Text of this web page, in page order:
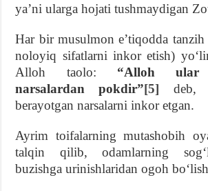
yaʼni ularga hojati tushmaydigan
Har bir musulmon eʼtiqodda
noloyiq sifatlarni inkor etish)
Alloh taolo: “Alloh ular
narsalardan pokdir”[5] deb,
berayotgan narsalarni inkor etgan.
Ayrim toifalarning mutashobih
talqin qilib, odamlarning
buzishga urinishlaridan ogoh